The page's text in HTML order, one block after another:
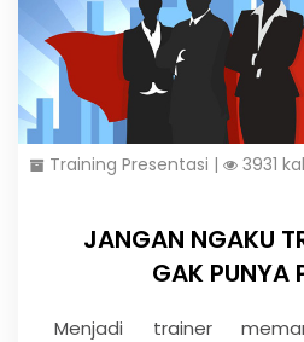
Training Presentasi | 3931
JANGAN NGAKU
GAK PUNYA
Menjadi trainer